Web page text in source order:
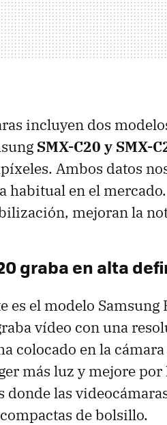
incluyen dos
SMX-C20 y SMX-
Ambos datos
habitual en el
mejoran la
graba en alta
es el modelo
vídeo con una
colocado en la
más luz y mejore
las
de bolsillo.